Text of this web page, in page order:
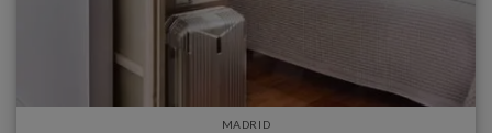
MADRID